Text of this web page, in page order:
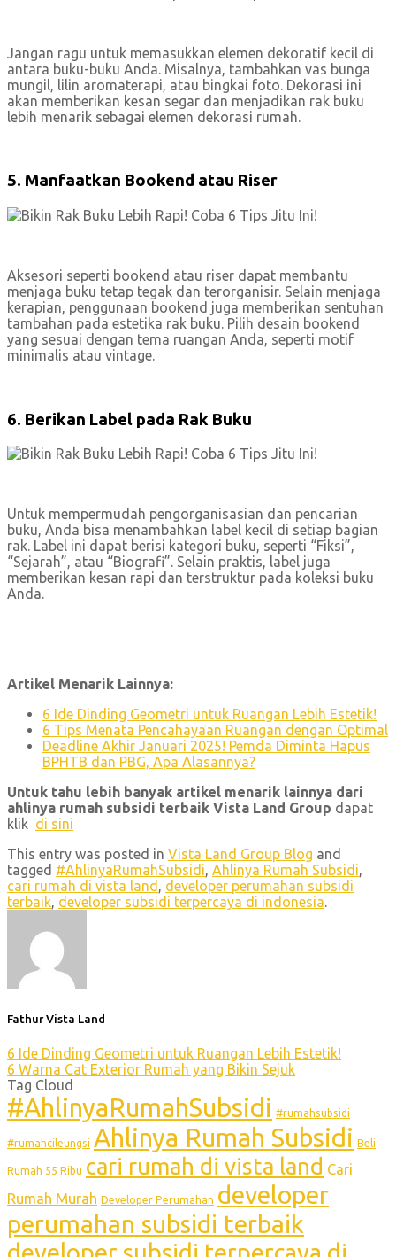
Jangan ragu untuk memasukkan elemen dekoratif kecil di
antara buku-buku Anda. Misalnya, tambahkan vas bunga
mungil, lilin aromaterapi, atau bingkai foto. Dekorasi ini
akan memberikan kesan segar dan menjadikan rak buku
lebih menarik sebagai elemen dekorasi rumah.
5. Manfaatkan Bookend atau Riser
Aksesori seperti bookend atau riser dapat membantu
menjaga buku tetap tegak dan terorganisir. Selain menjaga
kerapian, penggunaan bookend juga memberikan sentuhan
tambahan pada estetika rak buku. Pilih desain bookend
yang sesuai dengan tema ruangan Anda, seperti motif
minimalis atau vintage.
6. Berikan Label pada Rak Buku
Untuk mempermudah pengorganisasian dan pencarian
buku, Anda bisa menambahkan label kecil di setiap bagian
rak. Label ini dapat berisi kategori buku, seperti “Fiksi”,
“Sejarah”, atau “Biografi”. Selain praktis, label juga
memberikan kesan rapi dan terstruktur pada koleksi buku
Anda.
Artikel Menarik Lainnya:
6 Ide Dinding Geometri untuk Ruangan Lebih Estetik!
6 Tips Menata Pencahayaan Ruangan dengan Optimal
Deadline Akhir Januari 2025! Pemda Diminta Hapus
BPHTB dan PBG, Apa Alasannya?
Untuk tahu lebih banyak artikel menarik lainnya dari
ahlinya rumah subsidi terbaik Vista Land Group dapat
klik di sini
This entry was posted in Vista Land Group Blog and
tagged #AhlinyaRumahSubsidi, Ahlinya Rumah Subsidi,
cari rumah di vista land , developer perumahan subsidi
terbaik, developer subsidi terpercaya di indonesia.
Fathur Vista Land
6 Ide Dinding Geometri untuk Ruangan Lebih Estetik!
6 Warna Cat Exterior Rumah yang Bikin Sejuk
Tag Cloud
#AhlinyaRumahSubsidi #rumahsubsidi
#rumahcileungsi Ahlinya Rumah Subsidi Beli
Rumah 55 Ribu cari rumah di vista land Cari
Rumah Murah Developer Perumahan developer
perumahan subsidi terbaik